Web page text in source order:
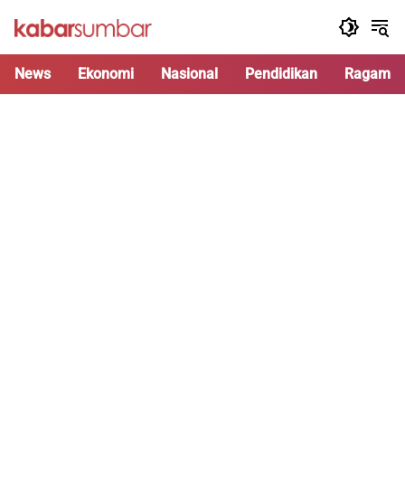
News Ekonomi Nasional Pendidikan Ragam